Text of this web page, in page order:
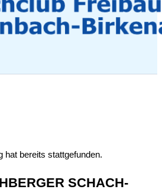
hat bereits stattgefunden.
SCHACH-